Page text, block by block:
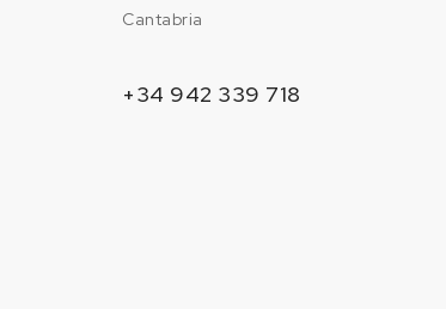
Cantabria
+34 942 339 718